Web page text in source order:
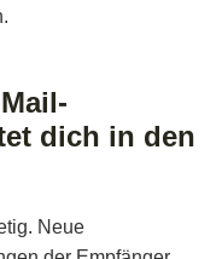
dich in den
Neue